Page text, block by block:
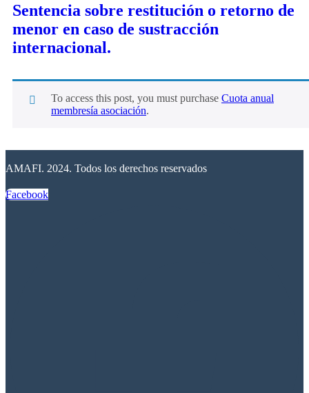
Sentencia sobre restitución o retorno de
menor en caso de sustracción
internacional.
To access this post, you must purchase Cuota anual
membresía asociación.
AMAFI. 2024. Todos los derechos reservados
Facebook